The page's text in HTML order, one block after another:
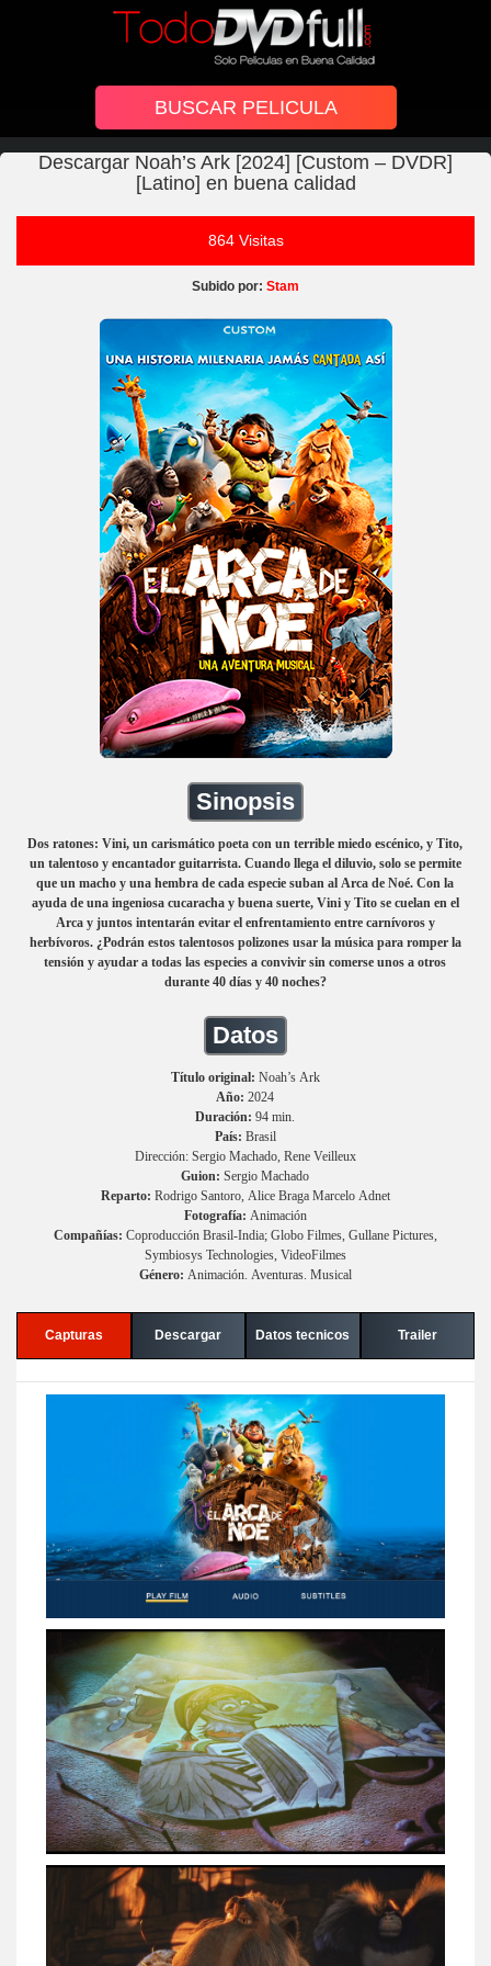
Descargar Noah’s Ark [2024] [Custom – DVDR]
[Latino] en buena calidad
864 Visitas
Subido por: Stam
Sinopsis
Dos ratones: Vini, un carismático poeta con un terrible miedo escénico, y Tito,
un talentoso y encantador guitarrista. Cuando llega el diluvio, solo se permite
que un macho y una hembra de cada especie suban al Arca de Noé. Con la
ayuda de una ingeniosa cucaracha y buena suerte, Vini y Tito se cuelan en el
Arca y juntos intentarán evitar el enfrentamiento entre carnívoros y
herbívoros. ¿Podrán estos talentosos polizones usar la música para romper la
tensión y ayudar a todas las especies a convivir sin comerse unos a otros
durante 40 días y 40 noches?
Datos
Título original: Noah’s Ark
Año: 2024
Duración: 94 min.
País: Brasil
Dirección: Sergio Machado, Rene Veilleux
Guion: Sergio Machado
Reparto: Rodrigo Santoro, Alice Braga Marcelo Adnet
Fotografía: Animación
Compañías: Coproducción Brasil-India; Globo Filmes, Gullane Pictures,
Symbiosys Technologies, VideoFilmes
Género: Animación. Aventuras. Musical
Capturas Descargar Datos tecnicos Trailer